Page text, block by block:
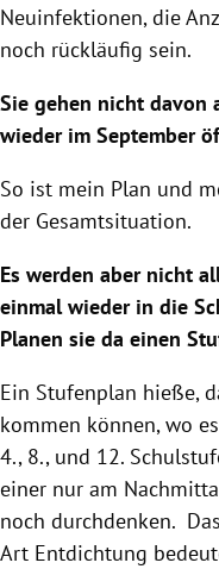
Neuinfektionen, die
noch rückläufig sein.
Sie gehen nicht davon
wieder im September
So ist mein Plan und
der Gesamtsituation.
Es werden aber nicht
einmal wieder in die
Planen sie da einen
Ein Stufenplan hieße,
kommen können, wo
4., 8., und 12.
einer nur am
noch durchdenken.
Art Entdichtung